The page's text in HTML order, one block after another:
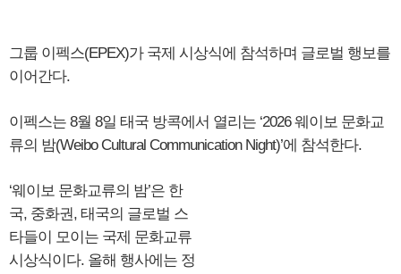
그룹 이펙스(EPEX)가 국제 시상식에 참석하며 글로벌 행보를
이어간다.
이펙스는 8월 8일 태국 방콕에서 열리는 ‘2026 웨이보 문화교
류의 밤(Weibo Cultural Communication Night)’에 참석한다.
‘웨이보 문화교류의 밤’은 한
국, 중화권, 태국의 글로벌 스
타들이 모이는 국제 문화교류
시상식이다. 올해 행사에는 정